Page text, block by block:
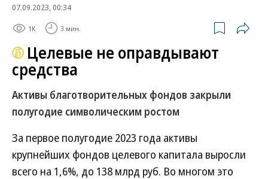
07.09.2023, 00:34
1K 3 мин.
Целевые не оправдывают
средства
Активы благотворительных фондов закрыли
полугодие символическим ростом
За первое полугодие 2023 года активы
крупнейших фондов целевого капитала выросли
всего на 1,6%, до 138 млрд руб. Во многом это